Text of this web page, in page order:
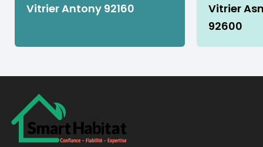
Vitrier Antony 92160
Vitrier
92600